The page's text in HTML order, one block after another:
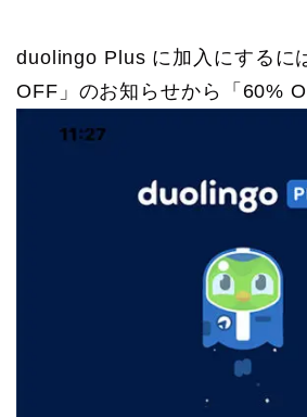
duolingo Plus に加入にするに
OFF」のお知らせから「60%